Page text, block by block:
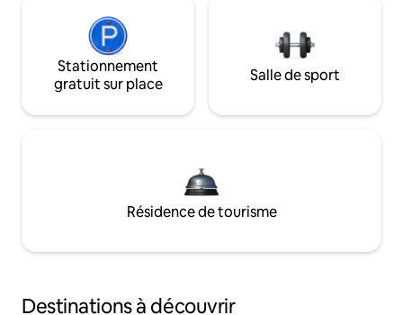
Stationnement
gratuit sur place
Salle de sport
Résidence de tourisme
Destinations à découvrir